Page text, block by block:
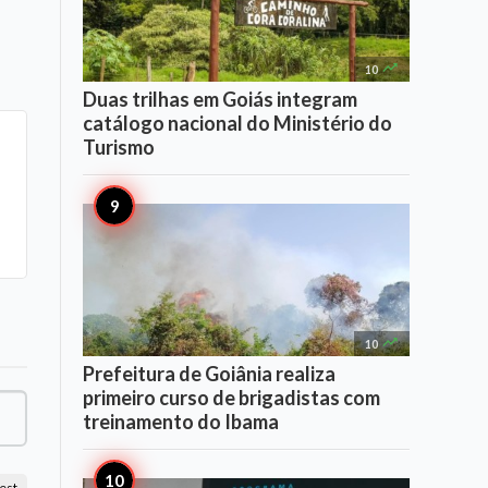
10 
Duas trilhas em Goiás integram
catálogo nacional do Ministério do
Turismo
10 
Prefeitura de Goiânia realiza
primeiro curso de brigadistas com
treinamento do Ibama